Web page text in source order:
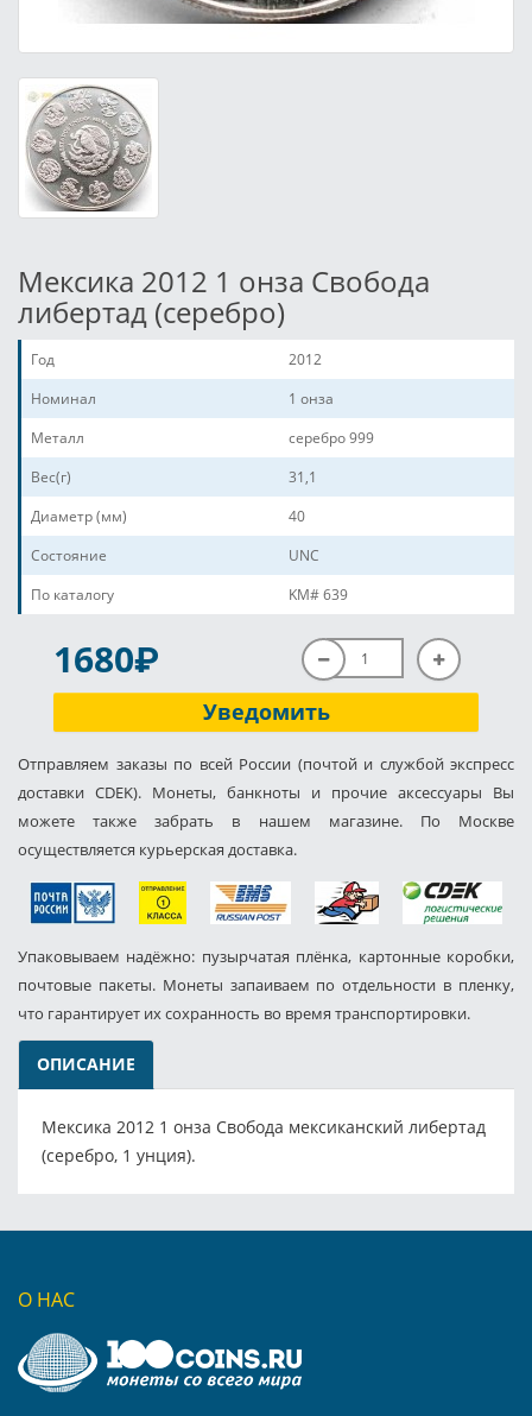
Мексика 2012 1 онза Свобода
либертад (серебро)
Год
2012
Номинал
1 онза
Металл
серебро 999
Вес(г)
31,1
Диаметр (мм)
40
Состояние
UNC
По каталогу
KM# 639
1680P
Уведомить
Отправляем заказы по всей России (почтой и службой экспресс
доставки CDEK). Монеты, банкноты и прочие аксессуары Вы
можете также забрать в нашем магазине. По Москве
осуществляется курьерская доставка.
Упаковываем надёжно: пузырчатая плёнка, картонные коробки,
почтовые пакеты. Монеты запаиваем по отдельности в пленку,
что гарантирует их сохранность во время транспортировки.
ОПИСАНИЕ
Мексика 2012 1 онза Свобода мексиканский либертад
(серебро, 1 унция).
О НАС